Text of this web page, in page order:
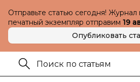
Отправьте статью сегодня! Журнал
печатный экземпляр отправим 19
Опубликовать